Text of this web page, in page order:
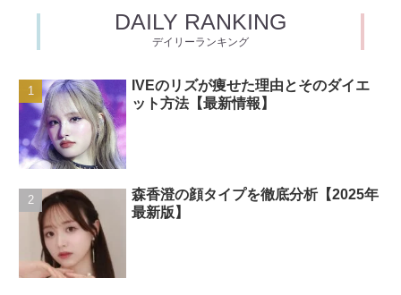
DAILY RANKING
デイリーランキング
IVEのリズが痩せた理由とそのダイエ
ット方法【最新情報】
森香澄の顔タイプを徹底分析【2025年
最新版】